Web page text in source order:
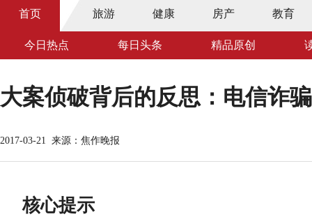
首页 旅游 健康 房产 教育
今日热点 每日头条 精品原创
大案侦破背后的反思：电信诈
2017-03-21 来源：焦作晚报
核心提示